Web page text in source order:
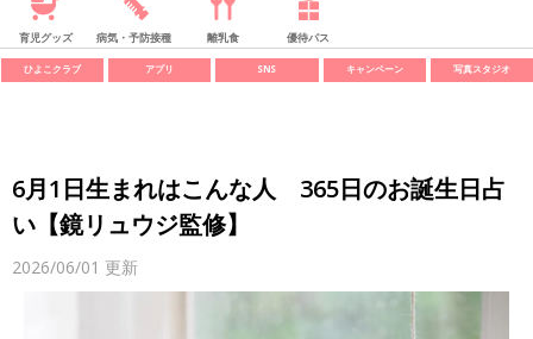
育児グッズ 病気・予防接種 離乳食 優待パス
ひよこクラブ アプリ SNS キャンペーン 写真スタジオ
6月1日生まれはこんな人 365日のお誕生日占
い【鏡リュウジ監修】
2026/06/01 更新